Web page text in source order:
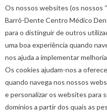
Os nossos websites (os nossos
Barrô-Dente Centro Médico
para o distinguir de outros
uma boa experiência quando
nos ajuda a implementar
Os cookies ajudam-nos a
quando navega nos nossos
e personalizar os websites para
domínios a partir dos quais as